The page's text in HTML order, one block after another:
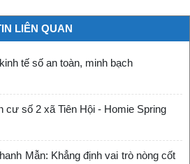
LIÊN QUAN
tế số an toàn, minh bạch
cư số 2 xã Tiên Hội - Homie Spring
Mẫn: Khẳng định vai trò nòng cốt